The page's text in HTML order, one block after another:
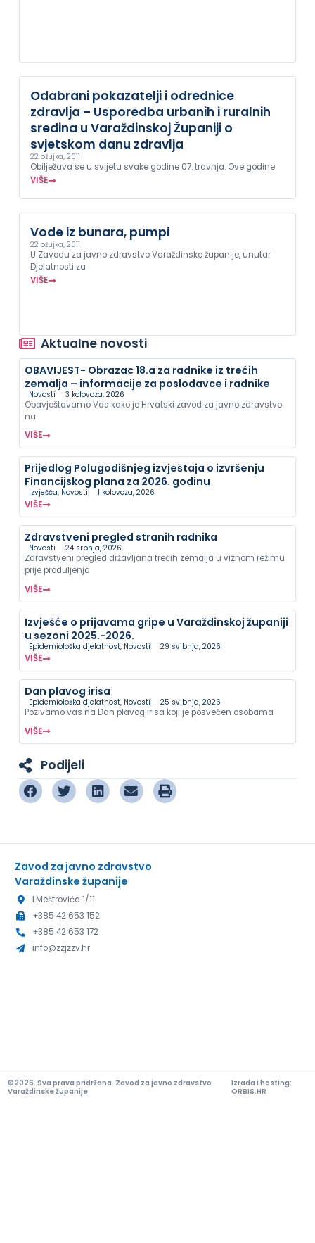
Odabrani pokazatelji i odrednice
zdravlja – Usporedba urbanih i ruralnih
sredina u Varaždinskoj Županiji o
svjetskom danu zdravlja
22 ožujka, 2011
Obilježava se u svijetu svake godine 07. travnja. Ove godine
VIŠE
Vode iz bunara, pumpi
22 ožujka, 2011
U Zavodu za javno zdravstvo Varaždinske županije, unutar
Djelatnosti za
VIŠE
Aktualne novosti
OBAVIJEST- Obrazac 18.a za radnike iz trećih
zemalja – informacije za poslodavce i radnike
Novosti 3 kolovoza, 2026
Obavještavamo Vas kako je Hrvatski zavod za javno zdravstvo
na
VIŠE
Prijedlog Polugodišnjeg izvještaja o izvršenju
Financijskog plana za 2026. godinu
Izvješća, Novosti 1 kolovoza, 2026
VIŠE
Zdravstveni pregled stranih radnika
Novosti 24 srpnja, 2026
Zdravstveni pregled državljana trećih zemalja u viznom režimu
prije produljenja
VIŠE
Izvješće o prijavama gripe u Varaždinskoj županiji
u sezoni 2025.-2026.
Epidemiološka djelatnost, Novosti 29 svibnja, 2026
VIŠE
Dan plavog irisa
Epidemiološka djelatnost, Novosti 25 svibnja, 2026
Pozivamo vas na Dan plavog irisa koji je posvećen osobama
VIŠE
Podijeli
Zavod za javno zdravstvo
Varaždinske županije
I.Meštrovića 1/11
+385 42 653 152
+385 42 653 172
info@zzjzzv.hr
©2026. Sva prava pridržana. Zavod za javno zdravstvo
Varaždinske županije
Izrada i hosting:
ORBIS.HR